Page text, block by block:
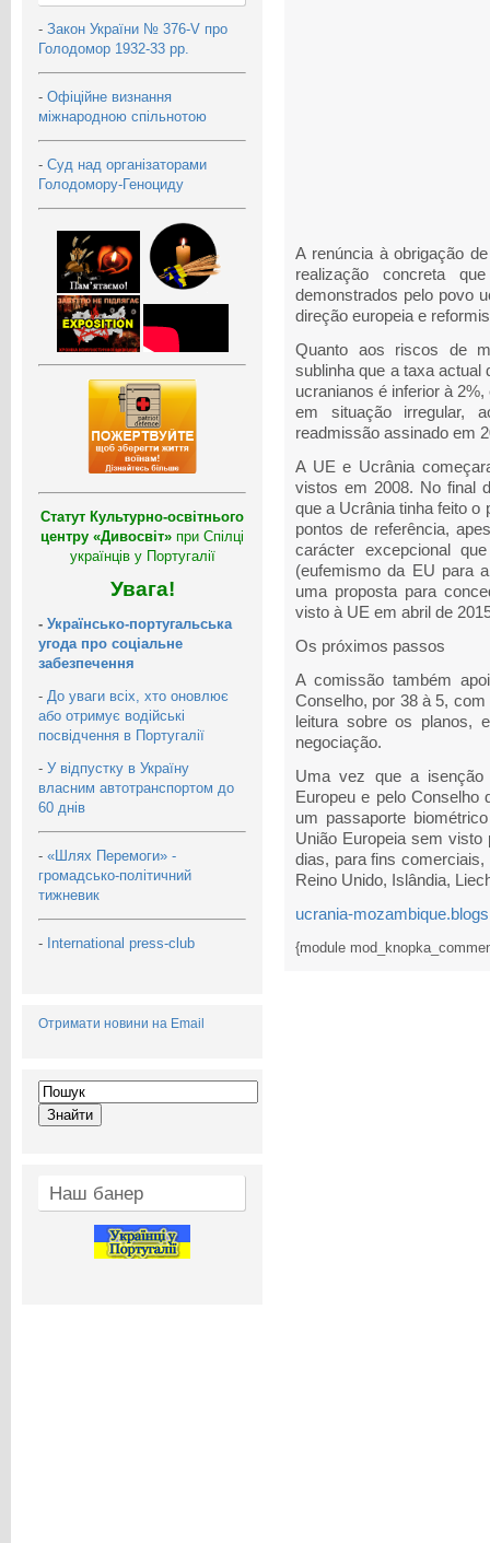
- Закон України № 376-V про
Голодомор 1932-33 рр.
- Офіційне визнання
міжнародною спільнотою
- Суд над організаторами
Голодомору-Геноциду
Статут Культурно-освітнього
центру «Дивосвіт» при Спілці
українців у Португалії
Увага!
- Українсько-португальська
угода про соціальне
забезпечення
- До уваги всіх, хто оновлює
або отримує водійські
посвідчення в Португалії
- У відпустку в Україну
власним автотранспортом до
60 днів
- «Шлях Перемоги» -
громадсько-політичний
тижневик
- International press-club
Отримати новини на Email
Наш банер
A renúncia à obrigação
realização concreta
demonstrados pelo povo
direção europeia e
Quanto aos riscos de
sublinha que a taxa
ucranianos é inferior à
em situação irregular,
readmissão assinado em
A UE e Ucrânia
vistos em 2008. No final
que a Ucrânia tinha feito o
pontos de referência,
carácter excepcional
(eufemismo da EU para
uma proposta para
visto à UE em abril de
Os próximos passos
A comissão também
Conselho, por 38 à 5,
leitura sobre os planos,
negociação.
Uma vez que a isenção
Europeu e pelo Conselho
um passaporte
União Europeia sem visto
dias, para fins
Reino Unido, Islândia,
ucrania-
{module